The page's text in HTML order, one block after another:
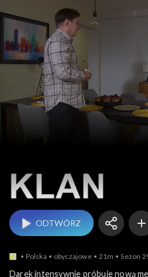
ODTWÓRZ
Polska obyczajowe 21m Sezon
Darek intensywnie próbuje nową